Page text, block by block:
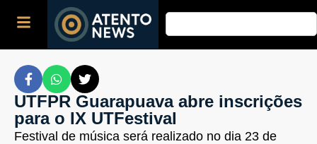
UTFPR Guarapuava abre inscrições
para o IX UTFestival
Festival de música será realizado no dia 23 de